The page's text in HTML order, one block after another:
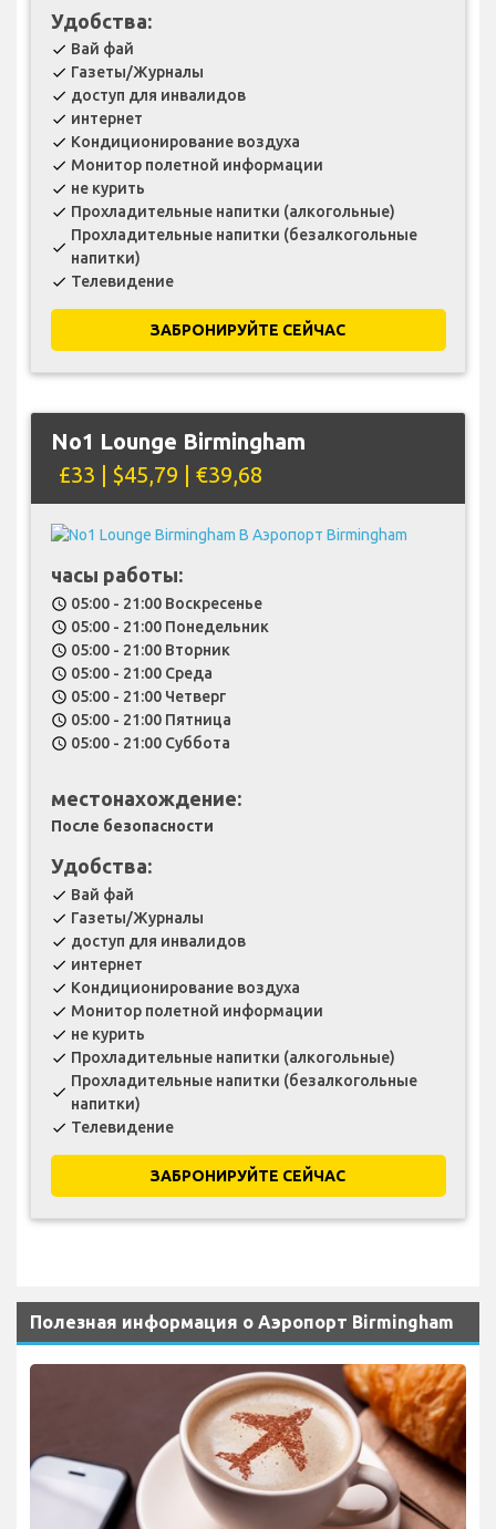
Удобства:
check Вай фай
check Газеты/Журналы
check доступ для инвалидов
check интернет
check Кондиционирование воздуха
check Монитор полетной информации
check не курить
check Прохладительные напитки (алкогольные)
check
Прохладительные напитки (безалкогольные
напитки)
check Телевидение
ЗАБРОНИРУЙТЕ СЕЙЧАС
No1 Lounge Birmingham
£33 | $45,79 | €39,68
часы работы:
schedule 05:00 - 21:00 Воскресенье
schedule 05:00 - 21:00 Понедельник
schedule 05:00 - 21:00 Вторник
schedule 05:00 - 21:00 Среда
schedule 05:00 - 21:00 Четверг
schedule 05:00 - 21:00 Пятница
schedule 05:00 - 21:00 Суббота
местонахождение:
После безопасности
Удобства:
check Вай фай
check Газеты/Журналы
check доступ для инвалидов
check интернет
check Кондиционирование воздуха
check Монитор полетной информации
check не курить
check Прохладительные напитки (алкогольные)
check
Прохладительные напитки (безалкогольные
напитки)
check Телевидение
ЗАБРОНИРУЙТЕ СЕЙЧАС
Полезная информация о Аэропорт Birmingham